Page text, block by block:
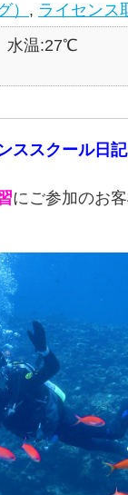
） , ライセンス
水温:27℃
ススクール日記
にご参加のお